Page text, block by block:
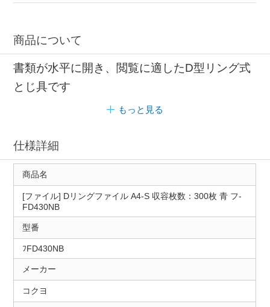
商品について
書類が水平に開き、閲覧に適したD型リング式
とじ具です
もっと見る
仕様詳細
商品名
[ファイル] Dリングファイル A4-S 収容枚数：300枚 青 フ-
FD430NB
型番
ﾌFD430NB
メーカー
コクヨ